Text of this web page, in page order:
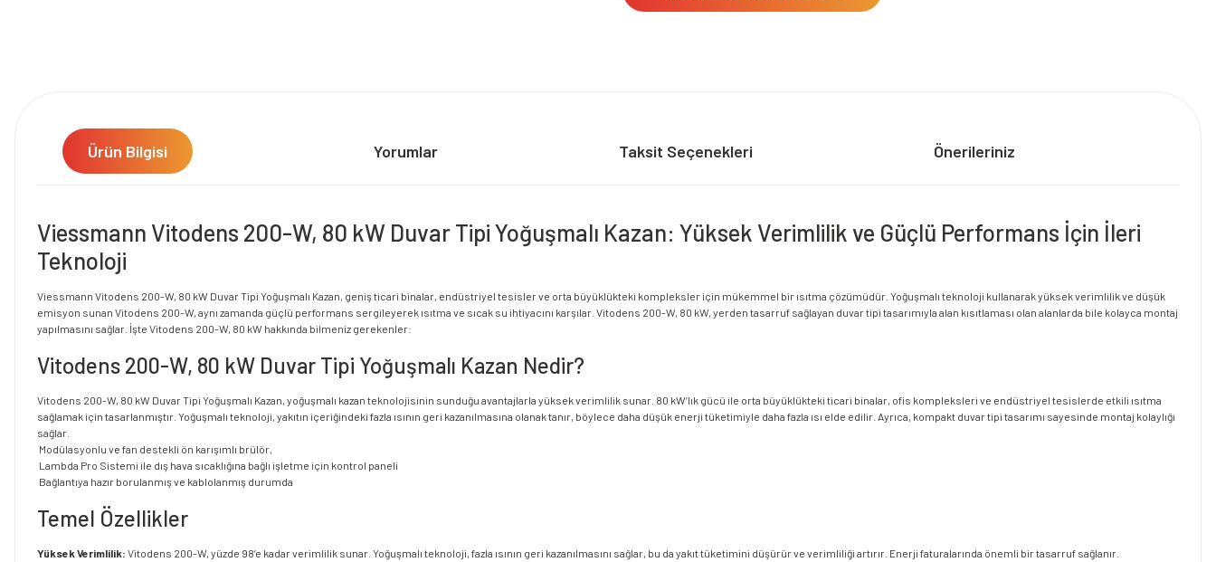
Ürün Bilgisi Yorumlar Taksit Seçenekleri Önerileriniz
Viessmann Vitodens 200-W, 80 kW Duvar Tipi Yoğuşmalı Kazan: Yüksek Verimlilik ve Güçlü Performans İçin İleri
Teknoloji
Viessmann Vitodens 200-W, 80 kW Duvar Tipi Yoğuşmalı Kazan, geniş ticari binalar, endüstriyel tesisler ve orta büyüklükteki kompleksler için mükemmel bir ısıtma çözümüdür. Yoğuşmalı teknoloji kullanarak yüksek verimlilik ve düşük
emisyon sunan Vitodens 200-W, aynı zamanda güçlü performans sergileyerek ısıtma ve sıcak su ihtiyacını karşılar. Vitodens 200-W, 80 kW, yerden tasarruf sağlayan duvar tipi tasarımıyla alan kısıtlaması olan alanlarda bile kolayca montaj
yapılmasını sağlar. İşte Vitodens 200-W, 80 kW hakkında bilmeniz gerekenler:
Vitodens 200-W, 80 kW Duvar Tipi Yoğuşmalı Kazan Nedir?
Vitodens 200-W, 80 kW Duvar Tipi Yoğuşmalı Kazan, yoğuşmalı kazan teknolojisinin sunduğu avantajlarla yüksek verimlilik sunar. 80 kW’lık gücü ile orta büyüklükteki ticari binalar, ofis kompleksleri ve endüstriyel tesislerde etkili ısıtma
sağlamak için tasarlanmıştır. Yoğuşmalı teknoloji, yakıtın içeriğindeki fazla ısının geri kazanılmasına olanak tanır, böylece daha düşük enerji tüketimiyle daha fazla ısı elde edilir. Ayrıca, kompakt duvar tipi tasarımı sayesinde montaj kolaylığı
sağlar.
Modülasyonlu ve fan destekli ön karışımlı brülör,
Lambda Pro Sistemi ile dış hava sıcaklığına bağlı işletme için kontrol paneli
Bağlantıya hazır borulanmış ve kablolanmış durumda
Temel Özellikler
Yüksek Verimlilik: Vitodens 200-W, yüzde 98’e kadar verimlilik sunar. Yoğuşmalı teknoloji, fazla ısının geri kazanılmasını sağlar, bu da yakıt tüketimini düşürür ve verimliliği artırır. Enerji faturalarında önemli bir tasarruf sağlanır.